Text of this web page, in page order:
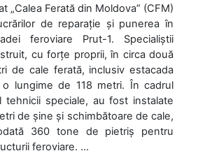
„Calea Ferată din Moldova” (CFM)
de reparație și punerea în
feroviare Prut-1. Specialiștii
cu forțe proprii, în circa două
de cale ferată, inclusiv estacada
lungime de 118 metri. În cadrul
tehnicii speciale, au fost instalate
de șine și schimbătoare de cale,
360 tone de pietriș pentru
feroviare. ...